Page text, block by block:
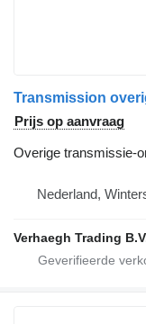
Prijs op aanvraag
Overige transmissie-
Nederland,
Verhaegh Trading